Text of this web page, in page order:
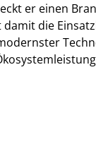
er einen
die